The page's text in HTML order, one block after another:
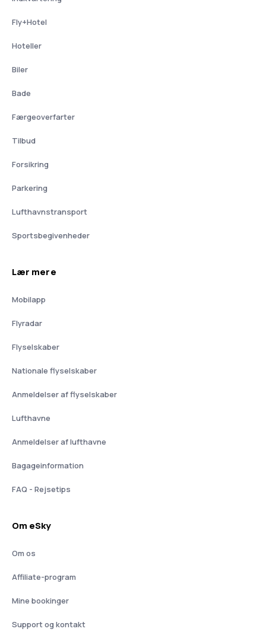
Fly+Hotel
Hoteller
Biler
Bade
Færgeoverfarter
Tilbud
Forsikring
Parkering
Lufthavnstransport
Sportsbegivenheder
Lær mere
Mobilapp
Flyradar
Flyselskaber
Nationale flyselskaber
Anmeldelser af flyselskaber
Lufthavne
Anmeldelser af lufthavne
Bagageinformation
FAQ - Rejsetips
Om eSky
Om os
Affiliate-program
Mine bookinger
Support og kontakt